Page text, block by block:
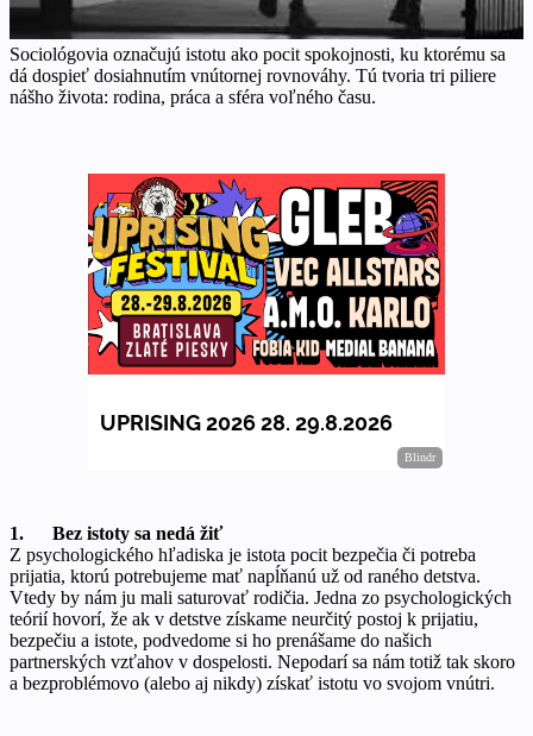
Sociológovia označujú istotu ako pocit spokojnosti, ku ktorému sa
dá dospieť dosiahnutím vnútornej rovnováhy. Tú tvoria tri piliere
nášho života: rodina, práca a sféra voľného času.
1. Bez istoty sa nedá žiť
Z psychologického hľadiska je istota pocit bezpečia či potreba
prijatia, ktorú potrebujeme mať napĺňanú už od raného detstva.
Vtedy by nám ju mali saturovať rodičia. Jedna zo psychologických
teórií hovorí, že ak v detstve získame neurčitý postoj k prijatiu,
bezpečiu a istote, podvedome si ho prenášame do našich
partnerských vzťahov v dospelosti. Nepodarí sa nám totiž tak skoro
a bezproblémovo (alebo aj nikdy) získať istotu vo svojom vnútri.